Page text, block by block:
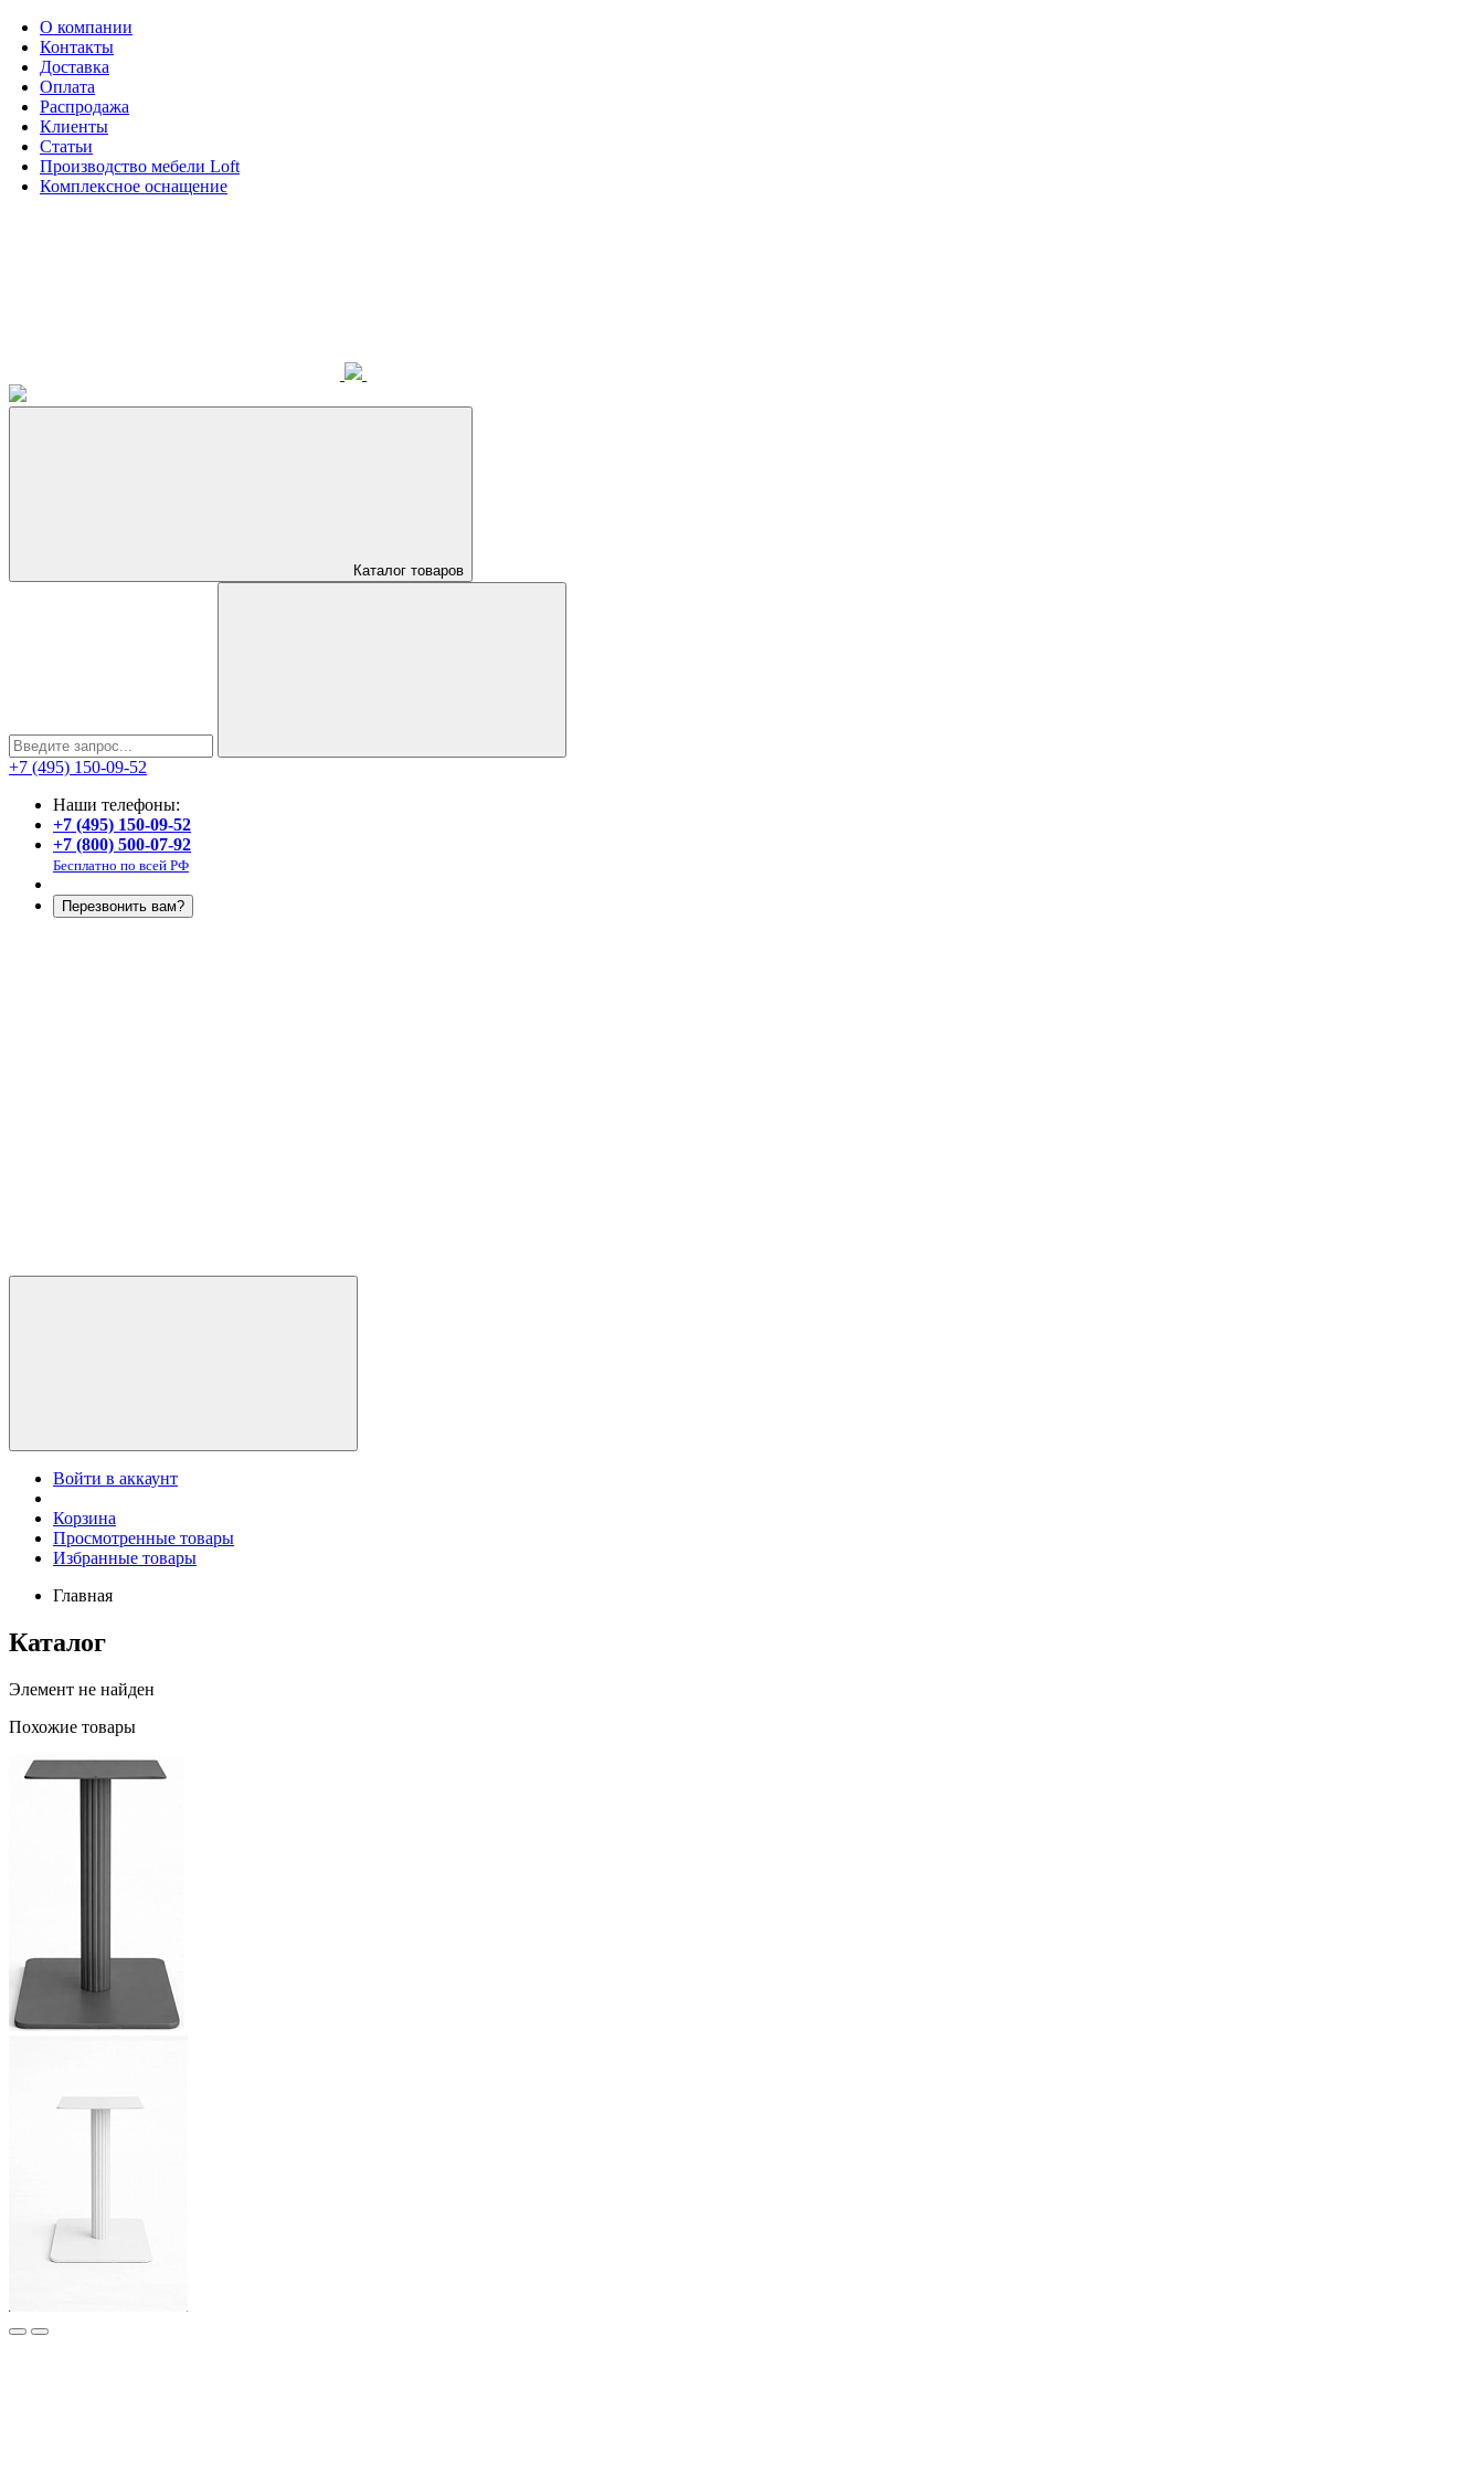
О компании
Контакты
Доставка
Оплата
Распродажа
Клиенты
Статьи
Производство мебели Loft
Комплексное оснащение
Каталог товаров
+7 (495) 150-09-52
Наши телефоны:
+7 (495) 150-09-52
+7 (800) 500-07-92
Бесплатно по всей РФ
Перезвонить вам?
Войти в аккаунт
Корзина
Просмотренные товары
Избранные товары
Главная
Каталог
Элемент не найден
Похожие товары